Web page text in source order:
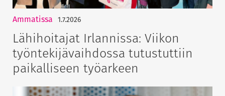
Ammatissa 1.7.2026
Lähihoitajat Irlannissa: Viikon
työntekijävaihdossa tutustuttiin
paikalliseen työarkeen